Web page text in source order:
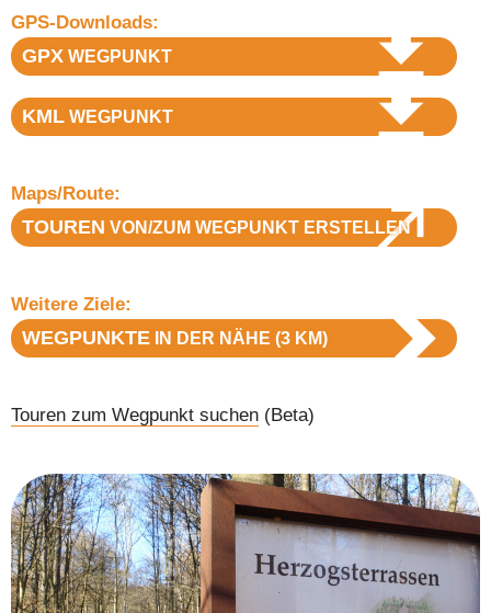
GPS-Downloads:
GPX WEGPUNKT
KML WEGPUNKT
Maps/Route:
TOUREN VON/ZUM WEGPUNKT ERSTELLEN
Weitere Ziele:
WEGPUNKTE IN DER NÄHE (3 KM)
Touren zum Wegpunkt suchen (Beta)